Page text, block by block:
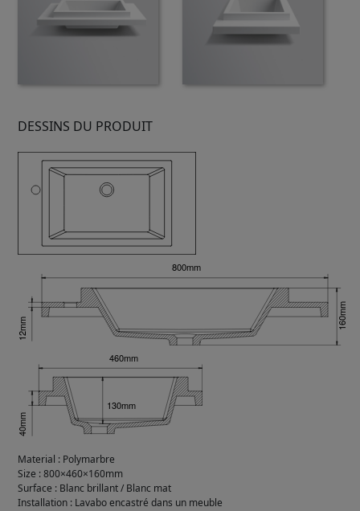
DESSINS DU PRODUIT
Material : Polymarbre
Size :800×460×160mm
Surface : Blanc brillant / Blanc mat
Installation : Lavabo encastré dans un meuble